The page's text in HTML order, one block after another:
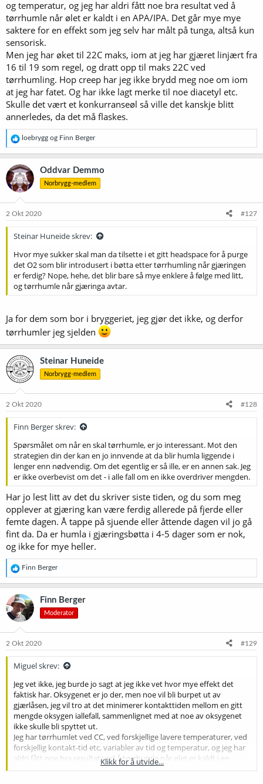
og temperatur, og jeg har aldri fått noe bra resultat ved å
tørrhumle når ølet er kaldt i en APA/IPA. Det går mye mye
saktere for en effekt som jeg selv har målt på tunga, altså kun
sensorisk.
Men jeg har øket til 22C maks, iom at jeg har gjæret linjært fra
16 til 19 som regel, og dratt opp til maks 22C ved
tørrhumling. Hop creep har jeg ikke brydd meg noe om iom
at jeg har fatet. Og har ikke lagt merke til noe diacetyl etc.
Skulle det vært et konkurranseøl så ville det kanskje blitt
annerledes, da det må flaskes.
R
e
a
k
s
j
o
e
loebrygg og Finn Berger
Oddvar Demmo
Norbrygg-medlem
2 Okt 2020 #127
Steinar Huneide skrev:
Hvor mye sukker skal man da tilsette i et gitt headspace for å purge
det O2 som blir introdusert i bøtta etter tørrhumling når gjæringen
er ferdig? Nope, hehe, det blir bare så mye enklere å følge med litt,
og tørrhumle når gjæringa avtar.
Ja for dem som bor i bryggeriet, jeg gjør det ikke, og derfor
tørrhumler jeg sjelden
Steinar Huneide
Norbrygg-medlem
2 Okt 2020 #128
Finn Berger skrev:
Spørsmålet om når en skal tørrhumle, er jo interessant. Mot den
strategien din der kan en jo innvende at da blir humla liggende i
lenger enn nødvendig. Om det egentlig er så ille, er en annen sak. Jeg
er ikke overbevist om det - i alle fall om en ikke overdriver mengden.
Har jo lest litt av det du skriver siste tiden, og du som meg
opplever at gjæring kan være ferdig allerede på fjerde eller
femte dagen. Å tappe på sjuende eller åttende dagen vil jo gå
fint da. Da er humla i gjæringsbøtta i 4-5 dager som er nok,
og ikke for mye heller.
R
e
a
k
s
j
o
e
Finn Berger
Finn Berger
Moderator
2 Okt 2020 #129
Miguel skrev:
Jeg vet ikke, jeg burde jo sagt at jeg ikke vet hvor mye effekt det
faktisk har. Oksygenet er jo der, men noe vil bli burpet ut av
gjærlåsen, jeg vil tro at det minimerer kontakttiden mellom en gitt
mengde oksygen iallefall, sammenlignet med at noe av oksygenet
ikke skulle bli spyttet ut.
Jeg har tørrhumlet ved CC, ved forskjellige lavere temperaturer, ved
forskjellig kontakt-tid etc, variabler av tid og temperatur, og jeg har
aldri fått noe bra resultat ved å tørrhumle når ølet er kaldt i en
APA/IPA. Det går mye mye saktere for en effekt som jeg selv har
Klikk for å utvide...